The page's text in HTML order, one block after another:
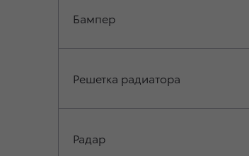
Бампер
Решетка радиатора
Радар